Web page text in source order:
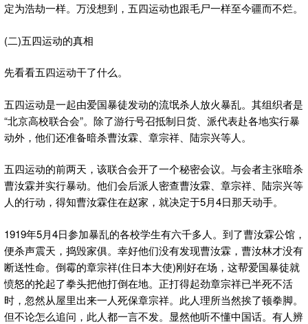
定为浩劫一样。万没想到，五四运动也跟毛尸一样至今疆而不烂。
(二)五四运动的真相
先看看五四运动干了什么。
五四运动是一起由爱国暴徒发动的流氓杀人放火暴乱。其组织者是
“北京高校联合会”。除了游行号召抵制日货、派代表赴各地实行暴
动外，他们还准备暗杀曹汝霖、章宗祥、陆宗兴等人。
五四运动的前两天，该联合会开了一个秘密会议。与会者主张暗杀
曹汝霖并实行暴动。他们会后派人密查曹汝霖、章宗祥、陆宗兴等
人的行动，得知曹汝霖住在赵家，就决定于5月4日那天动手。
1919年5月4日参加暴乱的各校学生有六千多人。到了曹汝霖公馆，
便杀声震天，捣毁家俱。幸好他们没有发现曹汝霖，曹汝林才没有
断送性命。倒霉的章宗祥(住日本大使)刚好在场，这帮爱国暴徒就
愤怒的抡起了拳头把他打倒在地。正打得起劲章宗祥已半死不活
时，忽然从屋里出来一人死保章宗祥。此人理所当然挨了顿拳脚。
但不论怎么追问，此人都一言不发。显然他听不懂中国话。有人辨